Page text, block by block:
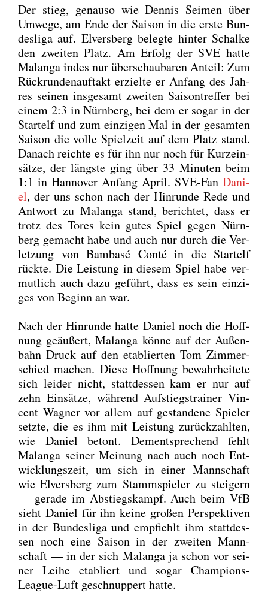
Der stieg, genau­so wie Den­nis Sei­men über
Umwe­ge, am Ende der Sai­son in die ers­te Bun­
des­li­ga auf. Elvers­berg beleg­te hin­ter Schal­ke
den zwei­ten Platz. Am Erfolg der SVE hat­te
Malan­ga indes nur über­schau­ba­ren Anteil: Zum
Rück­run­den­auf­takt erziel­te er Anfang des Jah­
res sei­nen ins­ge­samt zwei­ten Sai­son­tref­fer bei
einem 2:3 in Nürn­berg, bei dem er sogar in der
Start­elf und zum ein­zi­gen Mal in der gesam­ten
Sai­son die vol­le Spiel­zeit auf dem Platz stand.
Danach reich­te es für ihn nur noch für Kurz­ein­
sät­ze, der längs­te ging über 33 Minu­ten beim
1:1 in Han­no­ver Anfang April. SVE-Fan Dani­
el, der uns schon nach der Hin­run­de Rede und
Ant­wort zu Malan­ga stand, berich­tet, dass er
trotz des Tores kein gutes Spiel gegen Nürn­
berg gemacht habe und auch nur durch die Ver­
let­zung von Bam­ba­sé Con­té in die Start­elf
rück­te. Die Leis­tung in die­sem Spiel habe ver­
mut­lich auch dazu geführt, dass es sein ein­zi­
ges von Beginn an war.
Nach der Hin­run­de hat­te Dani­el noch die Hoff­
nung geäu­ßert, Malan­ga kön­ne auf der Außen­
bahn Druck auf den eta­blier­ten Tom Zim­mer­
schied machen. Die­se Hoff­nung bewahr­hei­te­te
sich lei­der nicht, statt­des­sen kam er nur auf
zehn Ein­sät­ze, wäh­rend Auf­stiegs­trai­ner Vin­
cent Wag­ner vor allem auf gestan­de­ne Spie­ler
setz­te, die es ihm mit Leis­tung zurück­zahl­ten,
wie Dani­el betont. Dem­entspre­chend fehlt
Malan­ga sei­ner Mei­nung nach auch noch Ent­
wick­lungs­zeit, um sich in einer Mann­schaft
wie Elvers­berg zum Stamm­spie­ler zu stei­gern
— gera­de im Abstiegs­kampf. Auch beim VfB
sieht Dani­el für ihn kei­ne gro­ßen Per­spek­ti­ven
in der Bun­des­li­ga und emp­fiehlt ihm statt­des­
sen noch eine Sai­son in der zwei­ten Mann­
schaft — in der sich Malan­ga ja schon vor sei­
ner Lei­he eta­bliert und sogar Cham­pi­ons-
League-Luft geschnup­pert hat­te.